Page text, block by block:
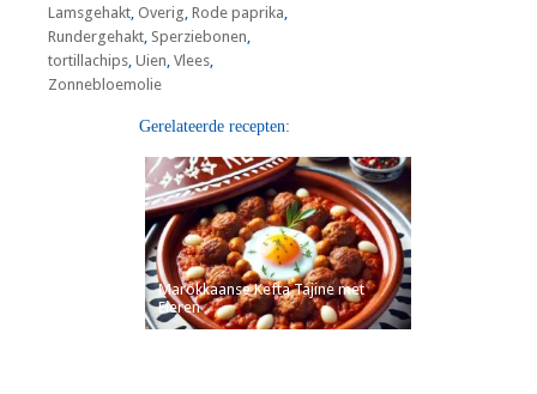
Lamsgehakt, Overig,Rode paprika,
Rundergehakt, Sperziebonen,
tortillachips,Uien,Vlees,
Zonnebloemolie
Gerelateerde recepten:
Marokkaanse Kefta Tajine met
Eieren